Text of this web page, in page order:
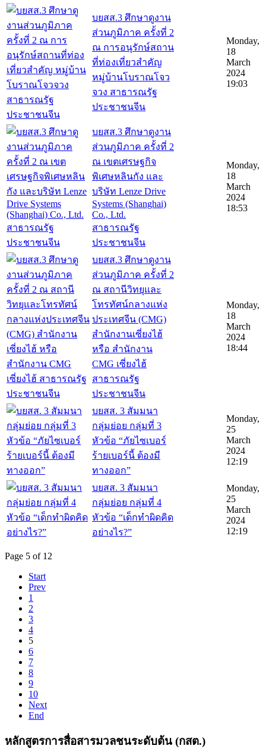
บยสส.3 ศึกษาดูงาน
ส่วนภูมิภาค ครั้งที่ 2
ณ การอนุรักษ์สถาน
ที่ท่องเที่ยวสำคัญ
หมู่บ้านโบราณโจว
จวง สาธารณรัฐ
ประชาชนจีน
Monday,
18
March
2024
19:03
บยสส.3 ศึกษาดูงาน
ส่วนภูมิภาค ครั้งที่ 2
ณ เขตเศรษฐกิจ
พิเศษหลินกัง และ
บริษัท Lenze Drive
Systems (Shanghai)
Co., Ltd.
สาธารณรัฐ
ประชาชนจีน
Monday,
18
March
2024
18:53
บยสส.3 ศึกษาดูงาน
ส่วนภูมิภาค ครั้งที่ 2
ณ สถานีวิทยุและ
โทรทัศน์กลางแห่ง
ประเทศจีน (CMG)
สำนักงานเซี่ยงไฮ้
หรือ สำนักงาน
CMG เซี่ยงไฮ้
สาธารณรัฐ
ประชาชนจีน
Monday,
18
March
2024
18:44
บยสส. 3 สัมมนา
กลุ่มย่อย กลุ่มที่ 3
หัวข้อ “ภัยไซเบอร์
ร้ายเบอร์นี้ ต้องมี
ทางออก”
Monday,
25
March
2024
12:19
บยสส. 3 สัมมนา
กลุ่มย่อย กลุ่มที่ 4
หัวข้อ “เด็กทำผิดคิด
อย่างไร?”
Monday,
25
March
2024
12:19
Page 5 of 12
Start
Prev
1
2
3
4
5
6
7
8
9
10
Next
End
หลักสูตรการสื่อสารมวลชนระดับต้น (กสต.)